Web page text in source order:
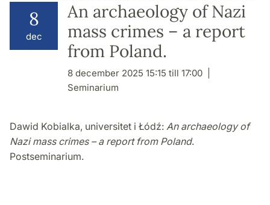
8
dec
An archaeology of Nazi
mass crimes – a report
from Poland.
8 december 2025 15:15 till 17:00
Seminarium
Dawid Kobialka, universitet i Łódź: An archaeology of
Nazi mass crimes – a report from Poland.
Postseminarium.